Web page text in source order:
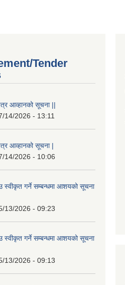
Tender
आव्हानको सूचना ||
14/2026 - 13:11
आव्हानको सूचना |
14/2026 - 10:06
स्वीकृत गर्ने सम्बन्धमा आशयको सूचना
13/2026 - 09:23
स्वीकृत गर्ने सम्बन्धमा आशयको सूचना
13/2026 - 09:13